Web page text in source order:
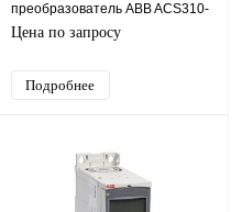
преобразователь ABB ACS310-
03E-08A0-4, 3кВт, 380В
Цена по запросу
Подробнее